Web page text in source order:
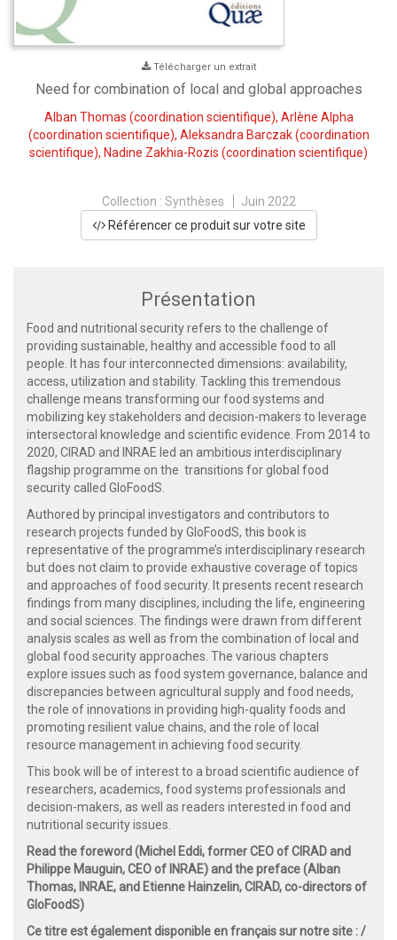
Télécharger un extrait
Need for combination of local and global approaches
Alban Thomas (coordination scientifique), Arlène Alpha
(coordination scientifique), Aleksandra Barczak(coordination
scientifique), Nadine Zakhia-Rozis (coordination scientifique)
Collection : Synthèses
Juin 2022
Référencer ce produit sur votre site
Présentation
Food and nutritional security refers to the challenge of
providing sustainable, healthy and accessible food to all
people. It has four interconnected dimensions: availability,
access, utilization and stability. Tackling this tremendous
challenge means transforming our food systems and
mobilizing key stakeholders and decision-makers to leverage
intersectoral knowledge and scientific evidence. From 2014 to
2020, CIRAD and INRAE led an ambitious interdisciplinary
flagship programme on the transitions for global food
security called GloFoodS.
Authored by principal investigators and contributors to
research projects funded by GloFoodS, this book is
representative of the programme’s interdisciplinary research
but does not claim to provide exhaustive coverage of topics
and approaches of food security. It presents recent research
findings from many disciplines, including the life, engineering
and social sciences. The findings were drawn from different
analysis scales as well as from the combination of local and
global food security approaches. The various chapters
explore issues such as food system governance, balance and
discrepancies between agricultural supply and food needs,
the role of innovations in providing high-quality foods and
promoting resilient value chains, and the role of local
resource management in achieving food security.
This book will be of interest to a broad scientific audience of
researchers, academics, food systems professionals and
decision-makers, as well as readers interested in food and
nutritional security issues.
Read the foreword (Michel Eddi, former CEO of CIRAD and
Philippe Mauguin, CEO of INRAE) and the preface (Alban
Thomas, INRAE, and Etienne Hainzelin, CIRAD, co-directors of
GloFoodS)
Ce titre est également disponible en français sur notre site : /